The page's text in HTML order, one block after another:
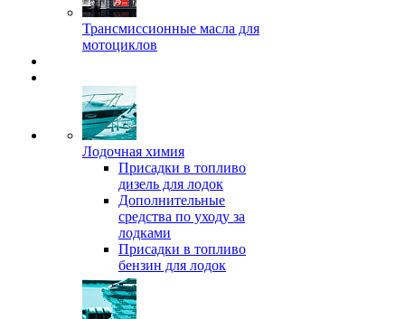
Трансмиссионные масла для
мотоциклов
Лодочная химия
Присадки в топливо
дизель для лодок
Дополнительные
средства по уходу за
лодками
Присадки в топливо
бензин для лодок